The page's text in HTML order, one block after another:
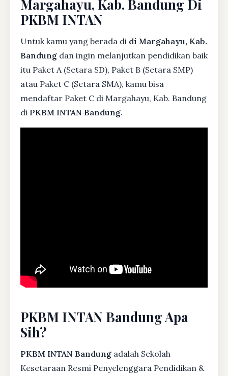
Margahayu, Kab. Bandung Di
PKBM INTAN
Untuk kamu yang berada di di Margahayu, Kab.
Bandung dan ingin melanjutkan pendidikan baik
itu Paket A (Setara SD), Paket B (Setara SMP)
atau Paket C (Setara SMA), kamu bisa
mendaftar Paket C di Margahayu, Kab. Bandung
di PKBM INTAN Bandung.
PKBM INTAN Bandung Apa
Sih?
PKBM INTAN Bandung adalah Sekolah
Kesetaraan Resmi Penyelenggara Pendidikan &